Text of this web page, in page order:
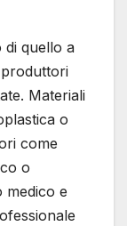
di quello a
Materiali
o
come
o
medico e